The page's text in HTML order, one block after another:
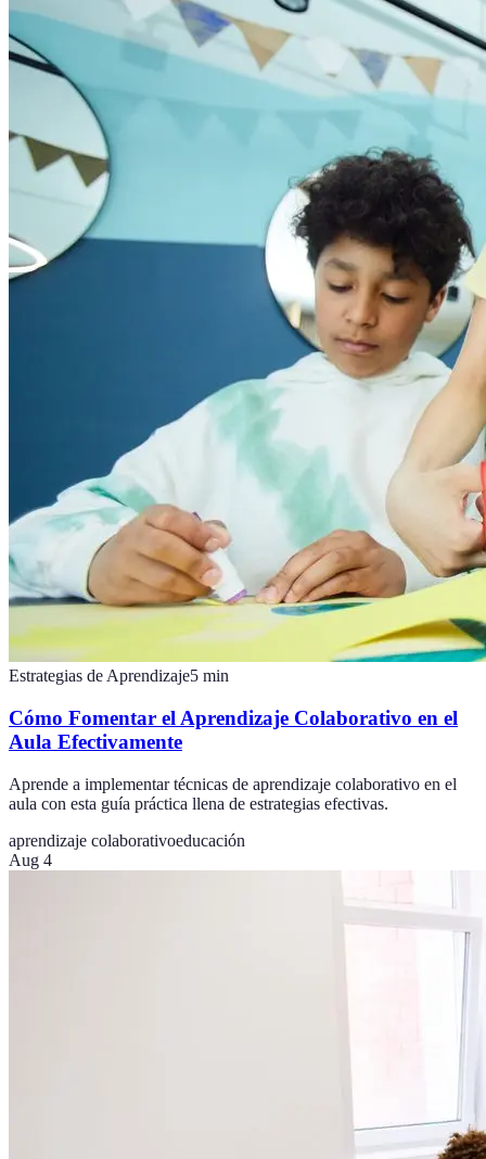
Estrategias de Aprendizaje5 min
Cómo Fomentar el Aprendizaje Colaborativo en el
Aula Efectivamente
Aprende a implementar técnicas de aprendizaje colaborativo en el
aula con esta guía práctica llena de estrategias efectivas.
aprendizaje colaborativoeducación
Aug 4